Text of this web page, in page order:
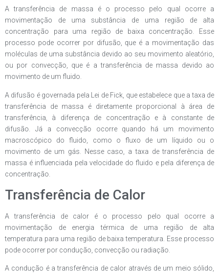
A transferência de massa é o processo pelo qual ocorre a
movimentação de uma substância de uma região de alta
concentração para uma região de baixa concentração. Esse
processo pode ocorrer por difusão, que é a movimentação das
moléculas de uma substância devido ao seu movimento aleatório,
ou por convecção, que é a transferência de massa devido ao
movimento de um fluido.
A difusão é governada pela Lei de Fick, que estabelece que a taxa de
transferência de massa é diretamente proporcional à área de
transferência, à diferença de concentração e à constante de
difusão. Já a convecção ocorre quando há um movimento
macroscópico do fluido, como o fluxo de um líquido ou o
movimento de um gás. Nesse caso, a taxa de transferência de
massa é influenciada pela velocidade do fluido e pela diferença de
concentração.
Transferência de Calor
A transferência de calor é o processo pelo qual ocorre a
movimentação de energia térmica de uma região de alta
temperatura para uma região de baixa temperatura. Esse processo
pode ocorrer por condução, convecção ou radiação.
A condução é a transferência de calor através de um meio sólido,